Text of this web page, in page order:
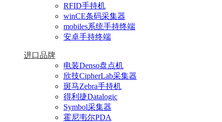
RFID手持机
winCE条码采集器
mobiles系统手持终端
安卓手持终端
进口品牌
电装Denso盘点机
欣技CipherLab采集器
斑马Zebra手持机
得利捷Datalogic
Symbol采集器
霍尼韦尔PDA